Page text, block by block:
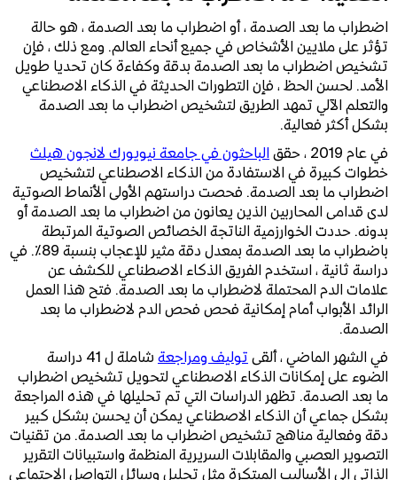
اضطراب ما بعد الصدمة ، أو اضطراب ما بعد الصدمة ، هو حالة
تؤثر على ملايين الأشخاص في جميع أنحاء العالم. ومع ذلك ، فإن
تشخيص اضطراب ما بعد الصدمة بدقة وكفاءة كان تحديا طويل
الأمد. لحسن الحظ ، فإن التطورات الحديثة في الذكاء الاصطناعي
والتعلم الآلي تمهد الطريق لتشخيص اضطراب ما بعد الصدمة
بشكل أكثر فعالية.
في عام 2019 ، حقق
الباحثون في جامعة نيويورك لانجون هيلث
خطوات كبيرة في الاستفادة من الذكاء الاصطناعي لتشخيص
اضطراب ما بعد الصدمة. فحصت دراستهم الأولى الأنماط الصوتية
لدى قدامى المحاربين الذين يعانون من اضطراب ما بعد الصدمة أو
بدونه. حددت الخوارزمية الناتجة الخصائص الصوتية المرتبطة
باضطراب ما بعد الصدمة بمعدل دقة مثير للإعجاب بنسبة 89٪. في
دراسة ثانية ، استخدم الفريق الذكاء الاصطناعي للكشف عن
علامات الدم المحتملة لاضطراب ما بعد الصدمة. فتح هذا العمل
الرائد الأبواب أمام إمكانية فحص فحص الدم لاضطراب ما بعد
الصدمة.
في الشهر الماضي ، ألقى توليف ومراجعة
شاملة ل 41 دراسة
الضوء على إمكانات الذكاء الاصطناعي لتحويل تشخيص اضطراب
ما بعد الصدمة. تظهر الدراسات التي تم تحليلها في هذه المراجعة
بشكل جماعي أن الذكاء الاصطناعي يمكن أن يحسن بشكل كبير
دقة وفعالية مناهج تشخيص اضطراب ما بعد الصدمة. من تقنيات
التصوير العصبي والمقابلات السريرية المنظمة واستبيانات التقرير
الذاتي إلى الأساليب المبتكرة مثل تحليل وسائل التواصل الاجتماعي